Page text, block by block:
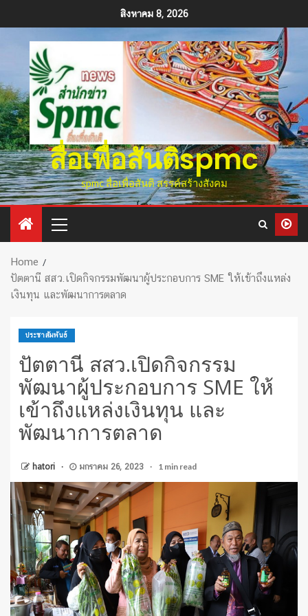
สิงหาคม 8, 2026
สื่อเพื่อสันติspmc
spmc สื่อเพื่อสันติ สรรค์สร้างสังคม
Home
ปัตตานี สสว.เปิดกิจกรรมพัฒนาผู้ประกอบการ SME ให้เข้าถึงแหล่ง
เงินทุน และพัฒนาการตลาด
ประชาสัมพันธ์
ปัตตานี สสว.เปิดกิจกรรม
พัฒนาผู้ประกอบการ SME ให้
เข้าถึงแหล่งเงินทุน และ
พัฒนาการตลาด
hatori มกราคม 26, 2023 1 min read